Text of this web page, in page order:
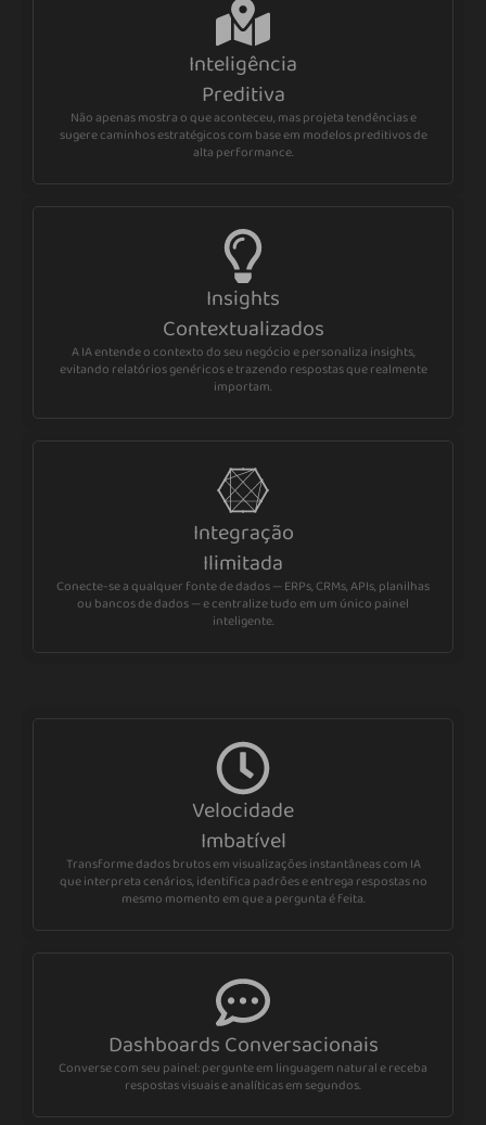
Inteligência
Preditiva
Não apenas mostra o que aconteceu, mas projeta tendências e
sugere caminhos estratégicos com base em modelos preditivos de
alta performance.
Insights
Contextualizados
A IA entende o contexto do seu negócio e personaliza insights,
evitando relatórios genéricos e trazendo respostas que realmente
importam.
Integração
Ilimitada
Conecte-se a qualquer fonte de dados — ERPs, CRMs, APIs, planilhas
ou bancos de dados — e centralize tudo em um único painel
inteligente.
Velocidade
Imbatível
Transforme dados brutos em visualizações instantâneas com IA
que interpreta cenários, identifica padrões e entrega respostas no
mesmo momento em que a pergunta é feita.
Dashboards Conversacionais
Converse com seu painel: pergunte em linguagem natural e receba
respostas visuais e analíticas em segundos.